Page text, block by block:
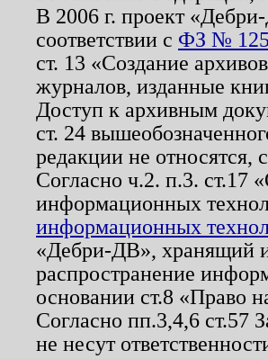
В 2006 г. проект
соответствии с ФЗ № 125
ст. 13 «Создание
журналов, изданные
Доступ к архивным
ст. 24
редакции не относятся,
Согласно ч.2. п.3. ст.17
информационных
информационных
«Дебри-ДВ», хранящий
распространение
основании ст.8 «Право
Согласно пп.3,4,6
не несут